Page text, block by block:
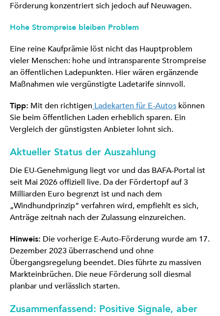
Förderung konzentriert sich jedoch auf Neuwagen.
Hohe Strompreise bleiben Problem
Eine reine Kaufprämie löst nicht das Hauptproblem
vieler Menschen: hohe und intransparente Strompreise
an öffentlichen Ladepunkten. Hier wären ergänzende
Maßnahmen wie vergünstigte Ladetarife sinnvoll.
Tipp: Mit den richtigen Ladekarten für E-Autos können
Sie beim öffentlichen Laden erheblich sparen. Ein
Vergleich der günstigsten Anbieter lohnt sich.
Aktueller Status der Auszahlung
Die EU-Genehmigung liegt vor und das BAFA-Portal ist
seit Mai 2026 offiziell live. Da der Fördertopf auf 3
Milliarden Euro begrenzt ist und nach dem
„Windhundprinzip“ verfahren wird, empfiehlt es sich,
Anträge zeitnah nach der Zulassung einzureichen.
Hinweis: Die vorherige E-Auto-Förderung wurde am 17.
Dezember 2023 überraschend und ohne
Übergangsregelung beendet. Dies führte zu massiven
Markteinbrüchen. Die neue Förderung soll diesmal
planbar und verlässlich starten.
Zusammenfassend: Positive Signale, aber